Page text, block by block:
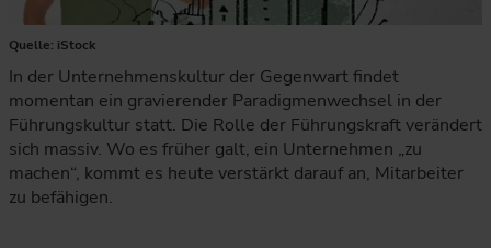
Quelle: iStock
In der Unternehmenskultur der Gegenwart findet
momentan ein gravierender Paradigmenwechsel in der
Führungskultur statt. Die Rolle der Führungskraft verändert
sich massiv. Wo es früher galt, ein Unternehmen „zu
machen“, kommt es heute verstärkt darauf an, Mitarbeiter
zu befähigen.